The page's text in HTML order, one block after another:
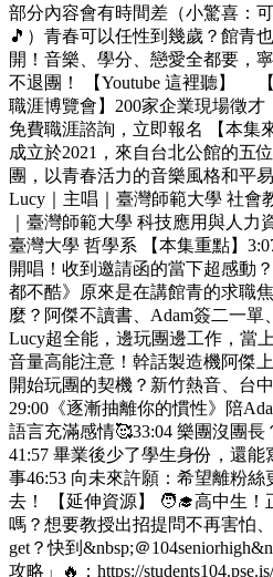
部分內容會有時間差（小驚喜：
🎵）青春可以任性到幾歲？館青
開！音樂、學分、戀愛全都要，
不退團！ 【Youtube 這裡聽】
職涯博覽會】200家企業現場徵才
免費職涯諮詢，立即報名 【本集
成立於2021，來自台北公館的五
團，以青春活力的音樂風格和平
Lucy｜主唱｜臺灣師範大學 社會
｜臺灣師範大學 科技應用與人力
臺灣大學 哲學系 【本集重點】
開唱！收到邀請函的當下超感動
都不酷》原來是在講館青的求職
麼？阿傑不讀書、Adam簽二一單
Lucy超全能，邊玩團邊工作，當
音量高能注意！幹話製造機阿傑
開始玩團的契機？新竹熱音、台
29:00《逐漸抽離你的慣性》陪
語言充滿感情🥰33:04 樂團沒團
41:57 畢業後少了學生身份，還
事46:53 向未來許願：希望離粉
去！ 【延伸資源】 🧑‍🎓高中生
嗎？想要教授出招提問不再害怕
get？快到&nbsp;＠
攻略」🔥：https://